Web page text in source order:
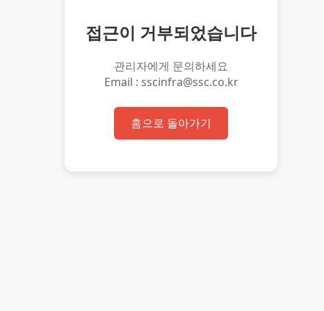
접근이 거부되었습니다
관리자에게 문의하세요
Email : sscinfra@ssc.co.kr
홈으로 돌아가기